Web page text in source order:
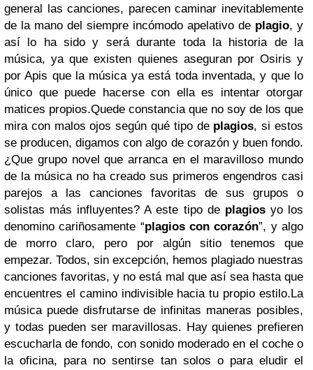
general las canciones, parecen caminar inevitablemente
de la mano del siempre incómodo apelativo de plagio, y
así lo ha sido y será durante toda la historia de la
música, ya que existen quienes aseguran por Osiris y
por Apis que la música ya está toda inventada, y que lo
único que puede hacerse con ella es intentar otorgar
matices propios.Quede constancia que no soy de los que
mira con malos ojos según qué tipo de plagios, si estos
se producen, digamos con algo de corazón y buen fondo.
¿Que grupo novel que arranca en el maravilloso mundo
de la música no ha creado sus primeros engendros casi
parejos a las canciones favoritas de sus grupos o
solistas más influyentes? A este tipo de plagiosyo los
denomino cariñosamente “plagios con corazón”, y algo
de morro claro, pero por algún sitio tenemos que
empezar. Todos, sin excepción, hemos plagiado nuestras
canciones favoritas, y no está mal que así sea hasta que
encuentres el camino indivisible hacia tu propio estilo.La
música puede disfrutarse de infinitas maneras posibles,
y todas pueden ser maravillosas. Hay quienes prefieren
escucharla de fondo, con sonido moderado en el coche o
la oficina, para no sentirse tan solos o para eludir el